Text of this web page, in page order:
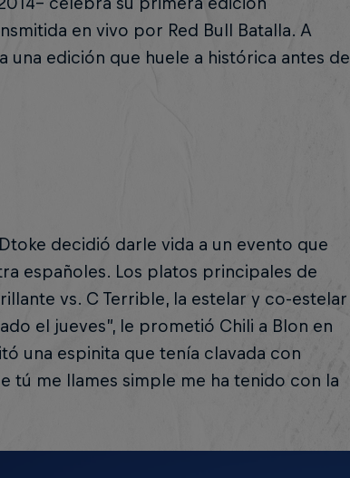
en vivo por Red Bull Batalla. A
edición que huele a histórica antes de
decidió darle vida a un evento que
españoles. Los platos principales de
vs. C Terrible, la estelar y co-estelar
el jueves”, le prometió Chili a Blon en
una espinita que tenía clavada con
tú me llames simple me ha tenido con la